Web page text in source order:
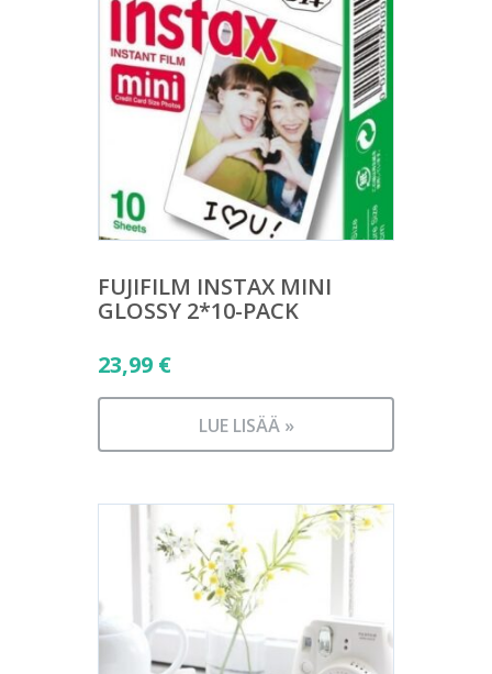
FUJIFILM INSTAX MINI
GLOSSY 2*10-PACK
23,99 €
LUE LISÄÄ »